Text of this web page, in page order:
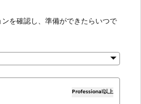
を確認し、準備ができたらいつで
Professional以上